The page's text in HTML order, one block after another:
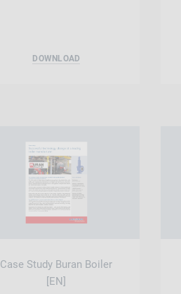
DOWNLOAD
Case Study Buran Boiler
[EN]